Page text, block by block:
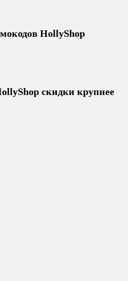
HollyShop
скидки крупнее